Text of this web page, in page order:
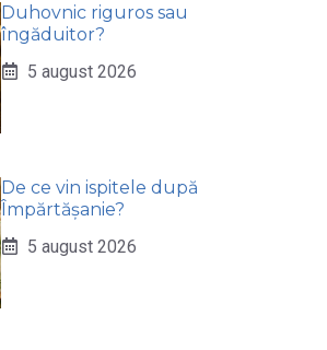
Duhovnic riguros sau
îngăduitor?
5 august 2026
De ce vin ispitele după
Împărtășanie?
5 august 2026